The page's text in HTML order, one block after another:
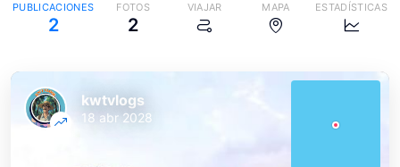
PUBLICACIONES
2
FOTOS
2
VIAJAR MAPA ESTADÍSTICAS
kwtvlogs
18 abr 2028